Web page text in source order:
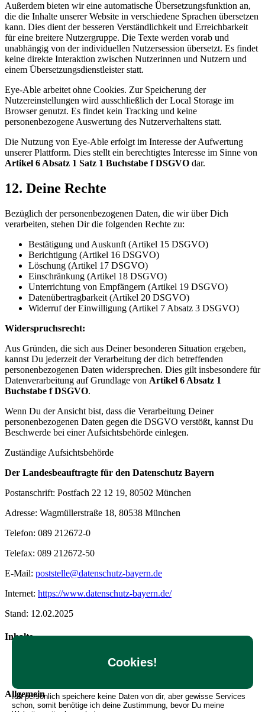
Cookies!
Ich persönlich speichere keine Daten von dir, aber gewisse Services
schon, somit benötige ich deine Zustimmung, bevor Du meine
Außerdem bieten wir eine automatische Übersetzungsfunktion an,
die die Inhalte unserer Website in verschiedene Sprachen übersetzen
kann. Dies dient der besseren Verständlichkeit und Erreichbarkeit
für eine breitere Nutzergruppe. Die Texte werden vorab und
unabhängig von der individuellen Nutzersession übersetzt. Es findet
keine direkte Interaktion zwischen Nutzerinnen und Nutzern und
einem Übersetzungsdienstleister statt.
Eye-Able arbeitet ohne Cookies. Zur Speicherung der
Nutzereinstellungen wird ausschließlich der Local Storage im
Browser genutzt. Es findet kein Tracking und keine
personenbezogene Auswertung des Nutzerverhaltens statt.
Die Nutzung von Eye-Able erfolgt im Interesse der Aufwertung
unserer Plattform. Dies stellt ein berechtigtes Interesse im Sinne von
Artikel 6 Absatz 1 Satz 1 Buchstabe f DSGVO dar.
12. Deine Rechte
Bezüglich der personenbezogenen Daten, die wir über Dich
verarbeiten, stehen Dir die folgenden Rechte zu:
Bestätigung und Auskunft (Artikel 15 DSGVO)
Berichtigung (Artikel 16 DSGVO)
Löschung (Artikel 17 DSGVO)
Einschränkung (Artikel 18 DSGVO)
Unterrichtung von Empfängern (Artikel 19 DSGVO)
Datenübertragbarkeit (Artikel 20 DSGVO)
Widerruf der Einwilligung (Artikel 7 Absatz 3 DSGVO)
Widerspruchsrecht:
Aus Gründen, die sich aus Deiner besonderen Situation ergeben,
kannst Du jederzeit der Verarbeitung der dich betreffenden
personenbezogenen Daten widersprechen. Dies gilt insbesondere für
Datenverarbeitung auf Grundlage von Artikel 6 Absatz 1
Buchstabe f DSGVO.
Wenn Du der Ansicht bist, dass die Verarbeitung Deiner
personenbezogenen Daten gegen die DSGVO verstößt, kannst Du
Beschwerde bei einer Aufsichtsbehörde einlegen.
Zuständige Aufsichtsbehörde
Der Landesbeauftragte für den Datenschutz Bayern
Postanschrift: Postfach 22 12 19, 80502 München
Adresse: Wagmüllerstraße 18, 80538 München
Telefon: 089 212672-0
Telefax: 089 212672-50
E-Mail: poststelle@datenschutz-bayern.de
Internet: https://www.datenschutz-bayern.de/
Stand: 12.02.2025
Inhalte
Allgemein